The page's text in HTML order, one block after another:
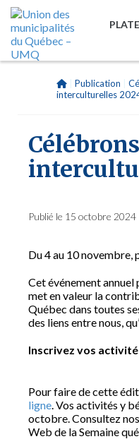
Publication
interculturelles
Publié le 15 octobre 2024
Du 4 au 10 novembre,
Cet événement
met en valeur la
Québec dans toutes
des liens entre nous,
Inscrivez vos
Pour faire de cette
ligne. Vos activités y
octobre. Consultez nos
Web de la Semaine